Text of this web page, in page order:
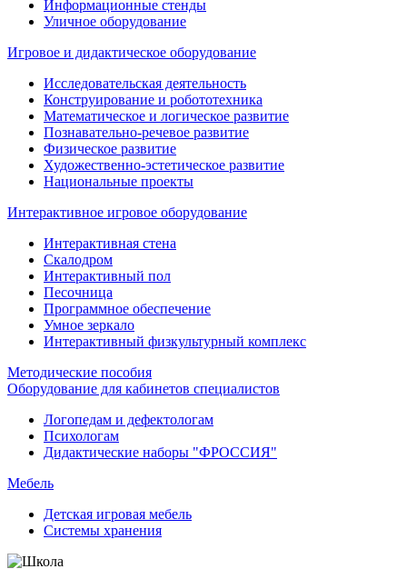
Информационные стенды
Уличное оборудование
Игровое и дидактическое оборудование
Исследовательская деятельность
Конструирование и робототехника
Математическое и логическое развитие
Познавательно-речевое развитие
Физическое развитие
Художественно-эстетическое развитие
Национальные проекты
Интерактивное игровое оборудование
Интерактивная стена
Скалодром
Интерактивный пол
Песочница
Программное обеспечение
Умное зеркало
Интерактивный физкультурный комплекс
Методические пособия
Оборудование для кабинетов специалистов
Логопедам и дефектологам
Психологам
Дидактические наборы "ФРОССИЯ"
Мебель
Детская игровая мебель
Системы хранения